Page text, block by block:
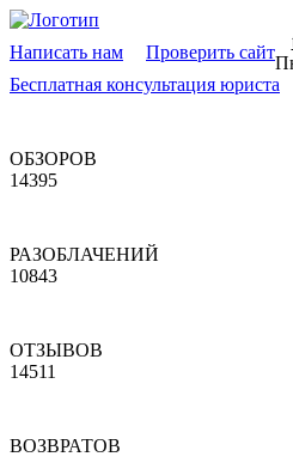
Написать нам Проверить сайт
Бесплатная консультация юриста
ОБЗОРОВ
14395
РАЗОБЛАЧЕНИЙ
10843
ОТЗЫВОВ
14511
ВОЗВРАТОВ